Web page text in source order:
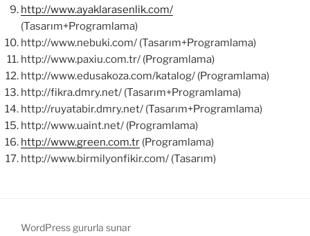
http://www.ayaklarasenlik.com/
(Tasarım+Programlama)
http://www.nebuki.com/ (Tasarım+Programlama)
http://www.paxiu.com.tr/ (Programlama)
http://www.edusakoza.com/katalog/ (Programlama)
http://fikra.dmry.net/ (Tasarım+Programlama)
http://ruyatabir.dmry.net/ (Tasarım+Programlama)
http://www.uaint.net/ (Programlama)
http://www.green.com.tr (Programlama)
http://www.birmilyonfikir.com/ (Tasarım)
WordPress gururla sunar